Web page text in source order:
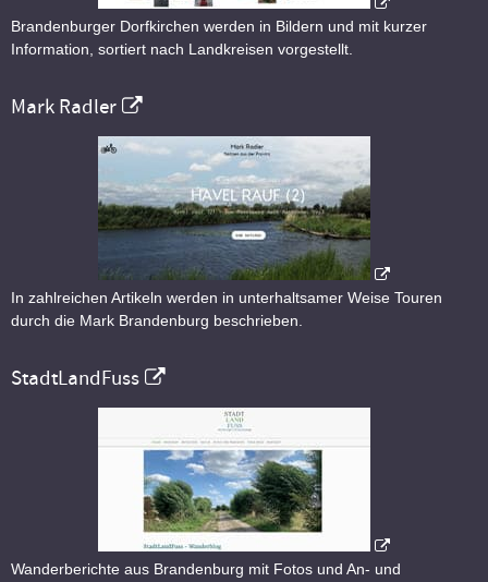
Brandenburger Dorfkirchen werden in Bildern und mit kurzer
Information, sortiert nach Landkreisen vorgestellt.
Mark Radler
In zahlreichen Artikeln werden in unterhaltsamer Weise Touren
durch die Mark Brandenburg beschrieben.
StadtLandFuss
Wanderberichte aus Brandenburg mit Fotos und An- und